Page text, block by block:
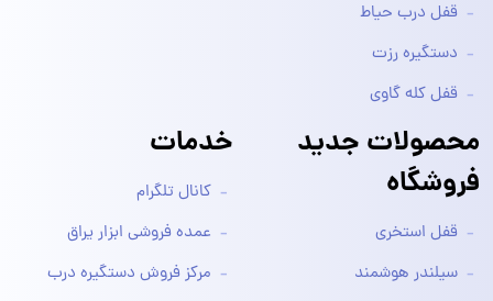
قفل درب حیاط
دستگیره رزت
قفل کله گاوی
محصولات جدید
فروشگاه
قفل استخری
سیلندر هوشمند
خدمات
کانال تلگرام
عمده فروشی ابزار یراق
مرکز فروش دستگیره درب